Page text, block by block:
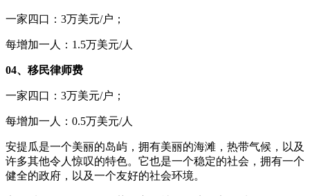
一家四口：3万美元/户；
每增加一人：1.5万美元/人
04、移民律师费
一家四口：3万美元/户；
每增加一人：0.5万美元/人
安提瓜是一个美丽的岛屿，拥有美丽的海滩，热带气候，以及
许多其他令人惊叹的特色。它也是一个稳定的社会，拥有一个
健全的政府，以及一个友好的社会环境。